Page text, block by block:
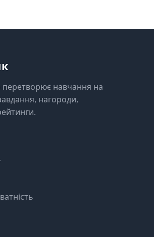
навчання на
нагороди,